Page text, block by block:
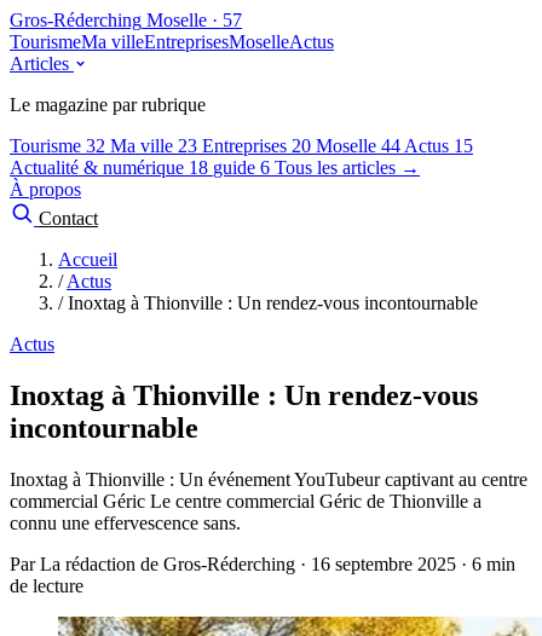
Gros-Réderching Moselle · 57
TourismeMa villeEntreprisesMoselleActus
Articles
Le magazine par rubrique
Tourisme 32 Ma ville 23 Entreprises 20 Moselle 44 Actus 15
Actualité & numérique 18 guide 6 Tous les articles →
À propos
Contact
Accueil
/ Actus
/ Inoxtag à Thionville : Un rendez-vous incontournable
Actus
Inoxtag à Thionville : Un rendez-vous
incontournable
Inoxtag à Thionville : Un événement YouTubeur captivant au centre
commercial Géric Le centre commercial Géric de Thionville a
connu une effervescence sans.
Par La rédaction de Gros-Réderching · 16 septembre 2025 · 6 min
de lecture